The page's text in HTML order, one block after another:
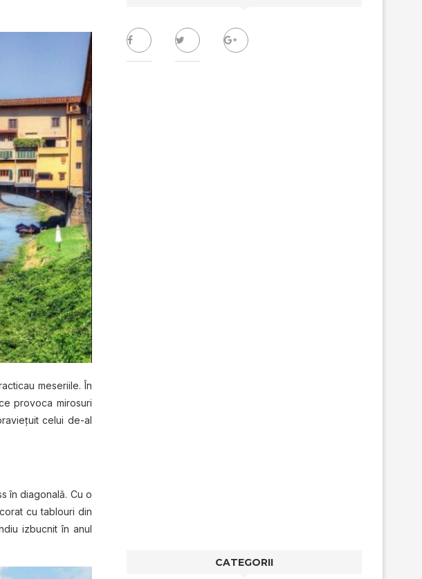
meseriile. În
provoca mirosuri
celui de-al
în diagonală. Cu o
cu tablouri din
izbucnit în anul
CATEGORII